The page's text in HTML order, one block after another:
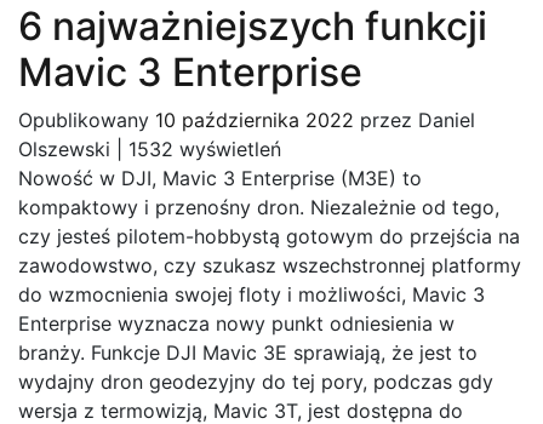
6 najważniejszych funkcji
Mavic 3 Enterprise
Opublikowany 10 października 2022 przez Daniel
Olszewski
1532 wyświetleń
Nowość w DJI, Mavic 3 Enterprise (M3E) to
kompaktowy i przenośny dron. Niezależnie od tego,
czy jesteś pilotem-hobbystą gotowym do przejścia na
zawodowstwo, czy szukasz wszechstronnej platformy
do wzmocnienia swojej floty i możliwości, Mavic 3
Enterprise wyznacza nowy punkt odniesienia w
branży. Funkcje DJI Mavic 3E sprawiają, że jest to
wydajny dron geodezyjny do tej pory, podczas gdy
wersja z termowizją, Mavic 3T, jest dostępna do